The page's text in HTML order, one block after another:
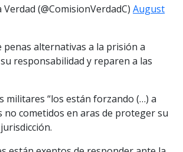
(@ComisionVerdadC) August
penas alternativas a la prisión a
responsabilidad y reparen a las
militares “los están forzando (…) a
no cometidos en aras de proteger su